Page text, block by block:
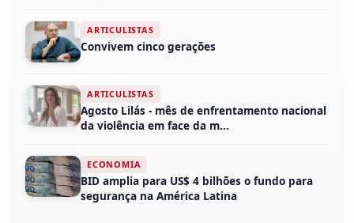
ARTICULISTAS
Convivem cinco gerações
ARTICULISTAS
Agosto Lilás - mês de enfrentamento nacional
da violência em face da m...
ECONOMIA
BID amplia para US$ 4 bilhões o fundo para
segurança na América Latina